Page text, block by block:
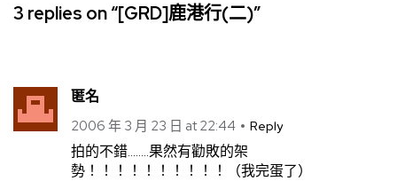
3 replies on “[GRD]鹿港行(二)”
匿名
2006 年 3 月 23 日 at 22:44 Reply
拍的不錯……..果然有勸敗的架
勢！！！！！！！！！！（我完蛋了）